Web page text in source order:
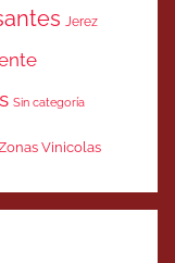
Jerez
Sin categoría
Vinicolas